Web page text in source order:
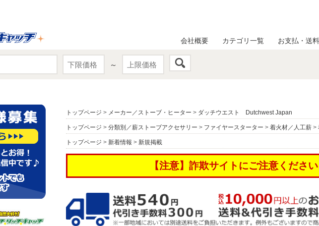
～
会社概要 カテゴリ一覧 お支払・送
トップページ > メーカー／ストーブ・ヒーター > ダッチウエスト Dutchwest Japan
トップページ > 分類別／薪ストーブアクセサリー > ファイヤースターター > 着火材／人工薪 >
トップページ > 新着情報 > 新規掲載
【注意】詐欺サイトにご注意ください